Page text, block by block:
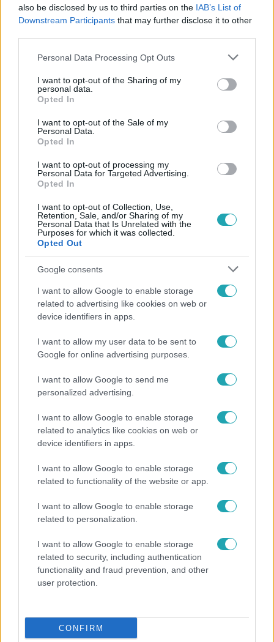
also be disclosed by us to third parties on the IAB’s List of
Downstream Participants that may further disclose it to other
Please note that this website/app uses one or more Google
not limited to your visit or usage behaviour. You may click to
grant or deny consent to Google and its third-party tags to
use your data for below specified purposes in below Google
consent section.
Personal Data Processing Opt Outs
I want to opt-out of the Sharing of my
personal data.
Opted In
I want to opt-out of the Sale of my
Personal Data.
Opted In
I want to opt-out of processing my
Personal Data for Targeted Advertising.
Opted In
I want to opt-out of Collection, Use,
Retention, Sale, and/or Sharing of my
Personal Data that Is Unrelated with the
Purposes for which it was collected.
Opted Out
Google consents
I want to allow Google to enable storage
related to advertising like cookies on web or
device identifiers in apps.
I want to allow my user data to be sent to
Google for online advertising purposes.
I want to allow Google to send me
personalized advertising.
I want to allow Google to enable storage
related to analytics like cookies on web or
device identifiers in apps.
I want to allow Google to enable storage
related to functionality of the website or app.
I want to allow Google to enable storage
related to personalization.
I want to allow Google to enable storage
related to security, including authentication
functionality and fraud prevention, and other
user protection.
CONFIRM
2026. május 2. 17:02
megszólalt a távozó miniszter az NKA-botránnyal
kapcsolatban
A hazaszeretet alapján osztották a pénzt a Nemzeti
miniszter szerint. Utódja vizsgálatot ígér.
Hankó Balázs az RTL Híradónak: „a kultúrát
A leköszönő kulturális és innovációs miniszter
visszautasította azokat a vádakat, amelyek szerint
politikai alapon osztották ki a Nemzeti Kulturális Alap
támogatásait.